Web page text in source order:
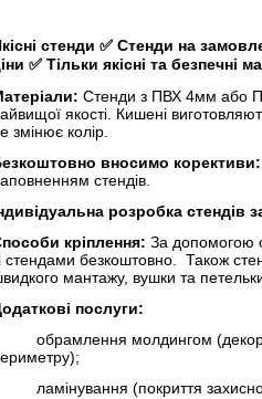
стенди ✅ Стенди на
✅ Тільки якісні та безпечні
Стенди з ПВХ 4мм або
якості. Кишені
змінює колір.
вносимо корективи:
стендів.
розробка
кріплення: За допомогою
стендами безкоштовно. Також
мантажу, вушки та
послуги:
обрамлення молдингом
ламінування (покриття